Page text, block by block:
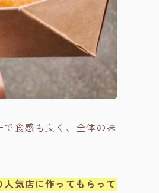
で食感も良く、全体の味
人気店に作ってもらって